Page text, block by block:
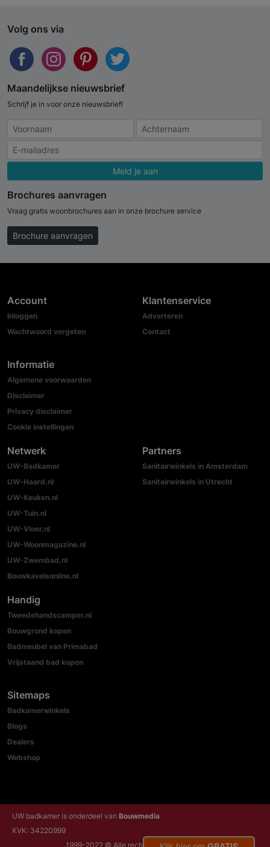
Volg ons via
Maandelijkse nieuwsbrief
Schrijf je in voor onze nieuwsbrief!
Meld je aan
Brochures aanvragen
Vraag gratis woonbrochures aan in onze brochure service
Brochure aanvragen
Account
Inloggen
Wachtwoord vergeten
Informatie
Algemene voorwaarden
Disclaimer
Privacy disclaimer
Cookie instellingen
Klantenservice
Adverteren
Contact
Netwerk
UW-Badkamer
UW-Haard.nl
UW-Keuken.nl
UW-Tuin.nl
UW-Vloer.nl
UW-Woonmagazine.nl
UW-Zwembad.nl
Bouwkavelsonline.nl
Partners
Sanitairwinkels in Amsterdam
Sanitairwinkels in Utrecht
Handig
Tweedehandscamper.nl
Bouwgrond kopen
Badmeubel van Primabad
Vrijstaand bad kopen
Sitemaps
Badkamerwinkels
Blogs
Dealers
Webshop
UW badkamer is onderdeel van Bouwmedia
KVK: 34220999
1999-2022 © Alle rechten voorbehouden